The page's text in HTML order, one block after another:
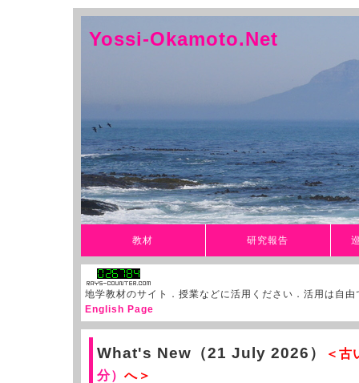
Yossi-Okamoto.Net
教材 研究報告
地学教材のサイト．授業などに活用ください．活用は自
English Page
What's New（21 July 2026）
＜古
分） へ＞